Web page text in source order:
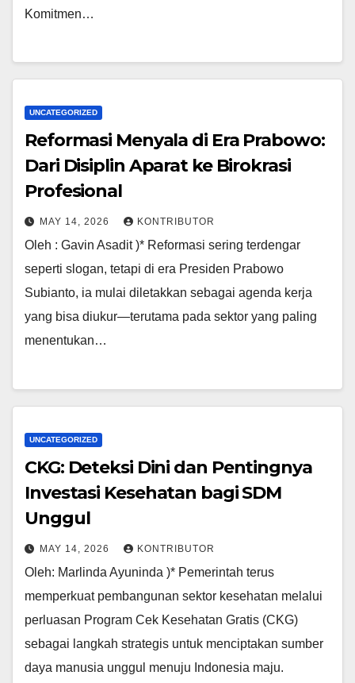
Komitmen…
UNCATEGORIZED
Reformasi Menyala di Era Prabowo:
Dari Disiplin Aparat ke Birokrasi
Profesional
MAY 14, 2026 KONTRIBUTOR
Oleh : Gavin Asadit )* Reformasi sering terdengar
seperti slogan, tetapi di era Presiden Prabowo
Subianto, ia mulai diletakkan sebagai agenda kerja
yang bisa diukur—terutama pada sektor yang paling
menentukan…
UNCATEGORIZED
CKG: Deteksi Dini dan Pentingnya
Investasi Kesehatan bagi SDM
Unggul
MAY 14, 2026 KONTRIBUTOR
Oleh: Marlinda Ayuninda )* Pemerintah terus
memperkuat pembangunan sektor kesehatan melalui
perluasan Program Cek Kesehatan Gratis (CKG)
sebagai langkah strategis untuk menciptakan sumber
daya manusia unggul menuju Indonesia maju.